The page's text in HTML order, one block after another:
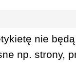
nie
np. strony,